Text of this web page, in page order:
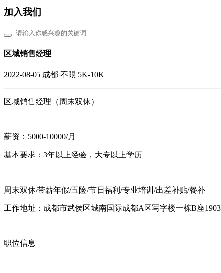
加入我们
区域销售经理
2022-08-05 成都 不限 5K-10K
区域销售经理（周末双休）
薪资：5000-10000/月
基本要求：3年以上经验，大专以上学历
周末双休/带薪年假/五险/节日福利/专业培训/出差补贴/餐补
工作地址：成都市武侯区城南国际成都A区写字楼一栋B座1903
职位信息